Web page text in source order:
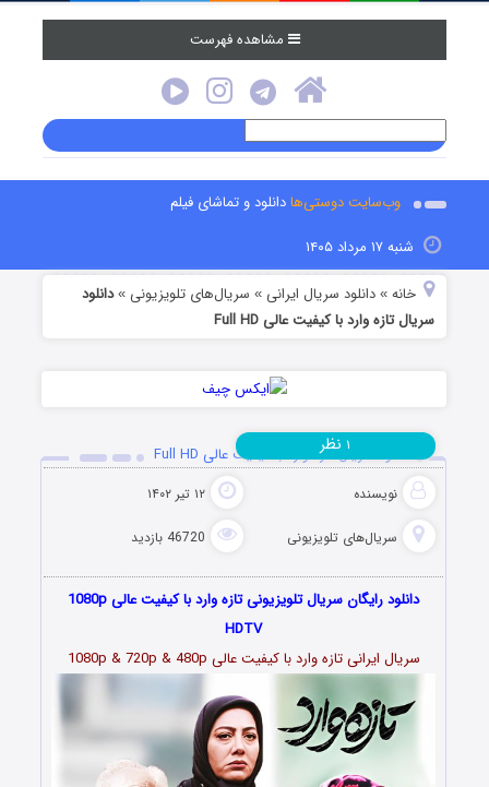
مشاهده فهرست
وب‌سایت دوستی‌هادانلود و تماشای فیلم
شنبه ۱۷ مرداد ۱۴۰۵
خانه »دانلود سریال ایرانی » سریال‌های تلویزیونی »دانلود
سریال تازه وارد با کیفیت عالی Full HD
دانلود سریال تازه وارد با کیفیت عالی Full HD
نویسنده ۱۲ تیر ۱۴۰۲
سریال‌های تلویزیونی 46720 بازدید
۱ نظر
دانلود رایگان سریال تلویزیونی تازه وارد با کیفیت عالی 1080p
HDTV
سریال ایرانی تازه وارد با کیفیت عالی 1080p & 720p & 480p